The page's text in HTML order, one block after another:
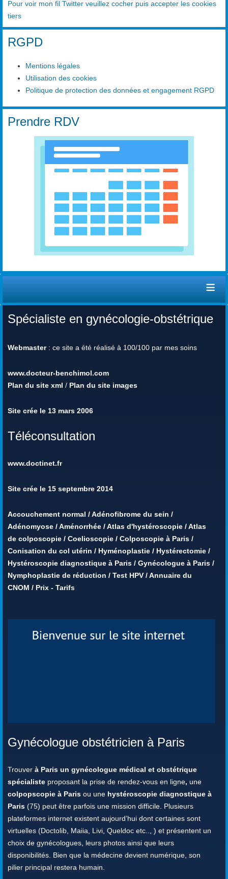
Pour voir mon fil Twitter veuillez cocher puis accepter les cookies
tiers
RGPD
Mentions légales
Utilisation des cookies
Politique de protection des données et engagement RGPD
Prendre RDV
≡
Spécialiste en gynécologie-obstétrique
Webmaster: ce site a été réalisé à 100/100 par mes soins
www.docteur-benchimol.com
Plan du site xml / Plan du site images
Site crée le 13 mars 2006
Téléconsultation
www.doctinet.fr
Site crée le 15 septembre 2014
Accouchement normal /Adénofibrome du sein /
Adénomyose /Aménorrhée /Atlas d'hystéroscopie /Atlas
de colposcopie / Coelioscopie / Colposcopie à Paris /
Conisation du col utérin / Hyménoplastie / Hystérectomie /
Hystéroscopie diagnostique à Paris / Gynécologue à Paris /
Nymphoplastie de réduction / Test HPV /Annuaire du
CNOM / Prix - Tarifs
Gynécologue obstétricien à Paris
Trouver à Paris un gynécologue médical et obstétrique
spécialiste proposant la prise de rendez-vous en ligne, une
colpopscopie à Paris ou une hystéroscopie diagnostique à
Paris (75) peut être parfois une mission difficile. Plusieurs
plateformes internet existent aujourd’hui dont certaines sont
virtuelles (Doctolib, Maiia, Livi, Queldoc etc.., ) et présentent un
choix de gynécologues, leurs photos ainsi que leurs
disponibilités. Bien que la médecine devient numérique, son
pilier principal restera humain.